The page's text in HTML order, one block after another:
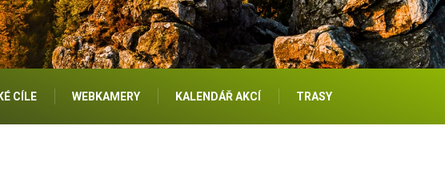
CÍLE WEBKAMERY KALENDÁŘ AKCÍ TRASY